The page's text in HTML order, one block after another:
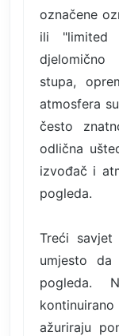
označene
ili
djelomično
stupa,
atmosfera
često
odlična
izvođač i
pogleda.
Treći
umjesto
pogleda.
ažuriraju